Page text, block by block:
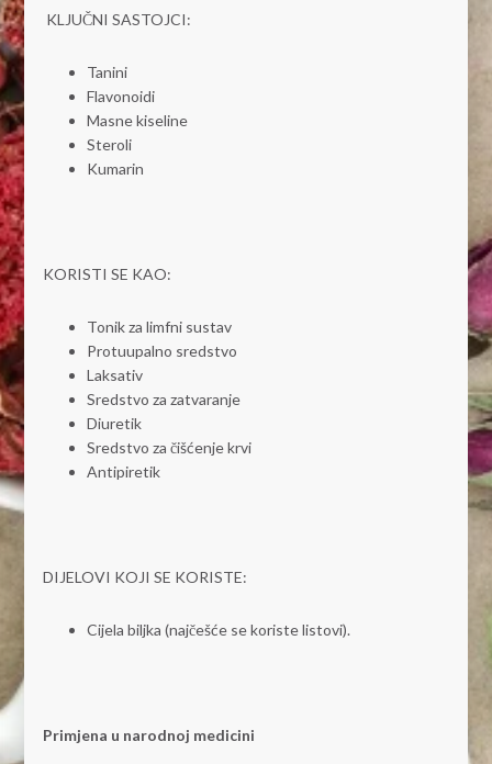
KLJUČNI SASTOJCI:
Tanini
Flavonoidi
Masne kiseline
Steroli
Kumarin
KORISTI SE KAO:
Tonik za limfni sustav
Protuupalno sredstvo
Laksativ
Sredstvo za zatvaranje
Diuretik
Sredstvo za čišćenje krvi
Antipiretik
DIJELOVI KOJI SE KORISTE:
Cijela biljka (najčešće se koriste listovi).
Primjena u narodnoj medicini